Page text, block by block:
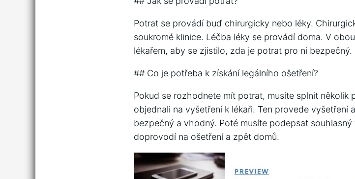
Potrat se provádí buď chirurgicky nebo léky.
soukromé klinice. Léčba léky se provádí doma. V
lékařem, aby se zjistilo, zda je potrat pro ni bezpečný.
## Co je potřeba k získání legálního ošetření?
Pokud se rozhodnete mít potrat, musíte splnit několik
objednali na vyšetření k lékaři. Ten provede
bezpečný a vhodný. Poté musíte podepsat
doprovodí na ošetření a zpět domů.